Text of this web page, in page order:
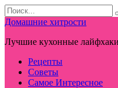
Перейти
к
контенту
Search
for:
Домашние хитрости
Лучшие кухонные
Рецепты
Советы
Самое Интересное